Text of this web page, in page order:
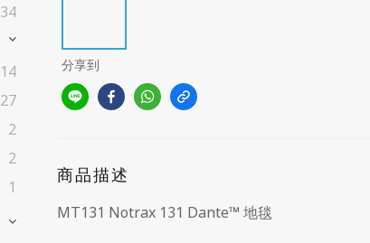
34
14
27
2
2
1
分享到
商品描述
MT131 Notrax 131 Dante™ 地毯